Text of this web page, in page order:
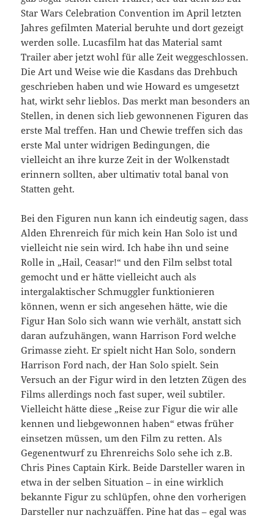
Star Wars Celebration Convention im April letzten
Jahres gefilmten Material beruhte und dort gezeigt
werden solle. Lucasfilm hat das Material samt
Trailer aber jetzt wohl für alle Zeit weggeschlossen.
Die Art und Weise wie die Kasdans das Drehbuch
geschrieben haben und wie Howard es umgesetzt
hat, wirkt sehr lieblos. Das merkt man besonders an
Stellen, in denen sich lieb gewonnenen Figuren das
erste Mal treffen. Han und Chewie treffen sich das
erste Mal unter widrigen Bedingungen, die
vielleicht an ihre kurze Zeit in der Wolkenstadt
erinnern sollten, aber ultimativ total banal von
Statten geht.
Bei den Figuren nun kann ich eindeutig sagen, dass
Alden Ehrenreich für mich kein Han Solo ist und
vielleicht nie sein wird. Ich habe ihn und seine
Rolle in „Hail, Ceasar!“ und den Film selbst total
gemocht und er hätte vielleicht auch als
intergalaktischer Schmuggler funktionieren
können, wenn er sich angesehen hätte, wie die
Figur Han Solo sich wann wie verhält, anstatt sich
daran aufzuhängen, wann Harrison Ford welche
Grimasse zieht. Er spielt nicht Han Solo, sondern
Harrison Ford nach, der Han Solo spielt. Sein
Versuch an der Figur wird in den letzten Zügen des
Films allerdings noch fast super, weil subtiler.
Vielleicht hätte diese „Reise zur Figur die wir alle
kennen und liebgewonnen haben“ etwas früher
einsetzen müssen, um den Film zu retten. Als
Gegenentwurf zu Ehrenreichs Solo sehe ich z.B.
Chris Pines Captain Kirk. Beide Darsteller waren in
etwa in der selben Situation – in eine wirklich
bekannte Figur zu schlüpfen, ohne den vorherigen
Darsteller nur nachzuäffen. Pine hat das – egal was